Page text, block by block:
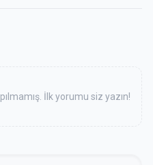
İlk yorumu siz yazın!